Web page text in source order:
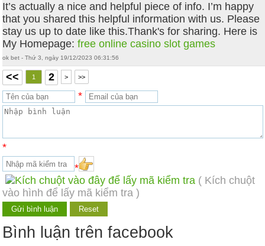
It’s actually a nice and helpful piece of info. I’m happy
that you shared this helpful information with us. Please
stay us up to date like this.Thank's for sharing. Here is
My Homepage:free online casino slot games
ok bet - Thứ 3, ngày 19/12/2023 06:31:56
<< 1 2 > >>
*
*
*
( Kích chuột
vào hình để lấy mã kiểm tra )
Bình luận trên facebook